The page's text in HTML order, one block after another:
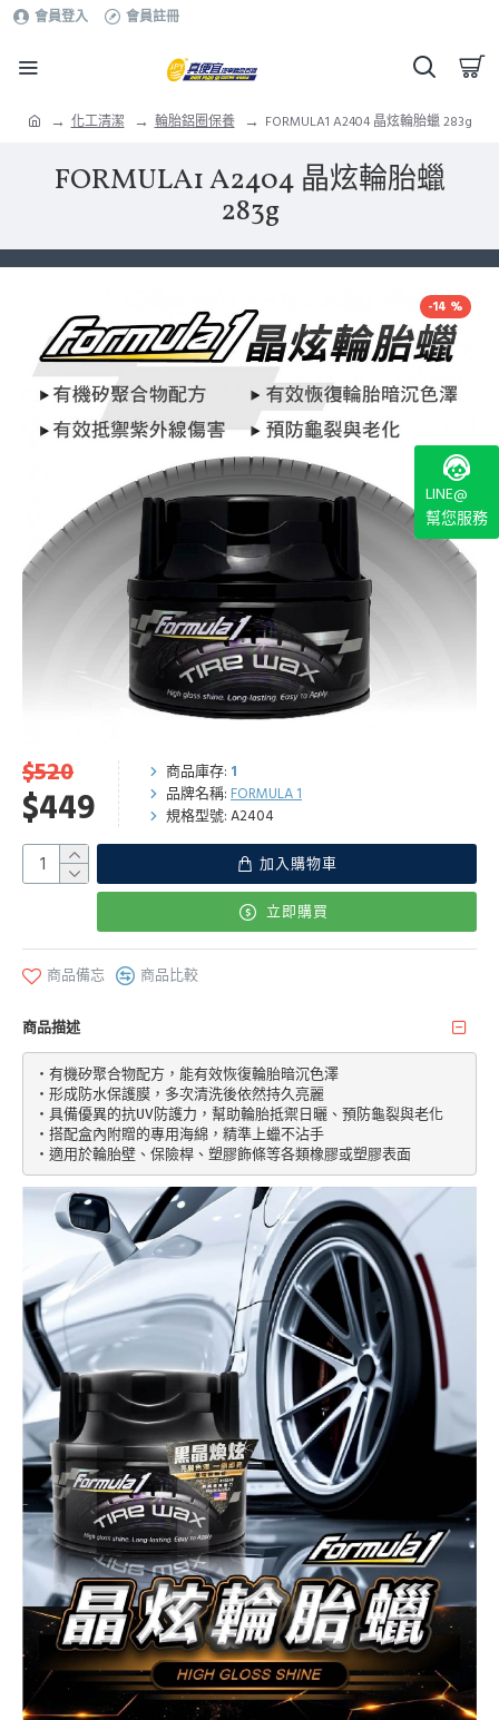
會員登入 會員註冊
化工清潔 輪胎鋁圈保養 FORMULA1 A2404 晶炫輪胎蠟 283g
FORMULA1 A2404 晶炫輪胎蠟
283g
-14 %
$449
$520 商品庫存: 1
品牌名稱: FORMULA 1
規格型號: A2404
加入購物車
立即購買
商品備忘 商品比較
商品描述
‧有機矽聚合物配方，能有效恢復輪胎暗沉色澤
‧形成防水保護膜，多次清洗後依然持久亮麗
‧具備優異的抗UV防護力，幫助輪胎抵禦日曬、預防龜裂與老化
‧搭配盒內附贈的專用海綿，精準上蠟不沾手
‧適用於輪胎壁、保險桿、塑膠飾條等各類橡膠或塑膠表面
LINE@
幫您服務